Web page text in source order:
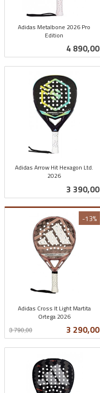
Adidas Metalbone 2026 Pro
Edition
Pris
4 890,00
Adidas Arrow Hit Hexagon Ltd.
2026
Pris
3 390,00
Adidas Cross It Light Martita
Ortega 2026
Tilbud
3 290,00
3 790,00
-13%
mva.